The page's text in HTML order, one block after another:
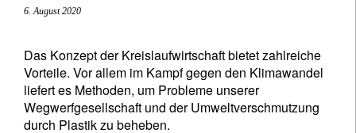
6. August 2020
Das Konzept der Kreislaufwirtschaft bietet zahlreiche
Vorteile. Vor allem im Kampf gegen den Klimawandel
liefert es Methoden, um Probleme unserer
Wegwerfgesellschaft und der Umweltverschmutzung
durch Plastik zu beheben.